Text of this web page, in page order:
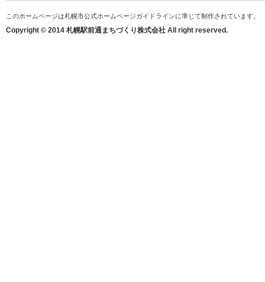
このホームページは札幌市公式ホームページガイドラインに準じて制作されています。
Copyright © 2014 札幌駅前通まちづくり株式会社 All right reserved.